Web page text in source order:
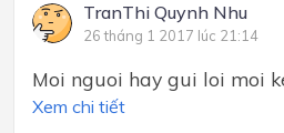
TranThi Quynh Nhu
26 tháng 1 2017 lúc 21:14
Moi nguoi hay gui loi moi
Xem chi tiết